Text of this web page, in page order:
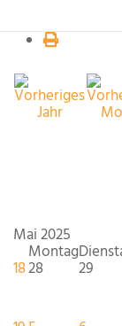
Mai 2025
Montag
1828 29